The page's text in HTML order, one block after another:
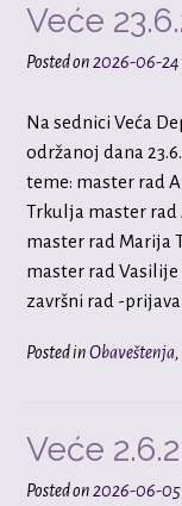
Veće
Posted on2026-06-24
Na sednici Veća
održanoj dana
teme: master rad
Trkulja master rad
master rad Marija
master rad
završni rad -
Posted inObaveštenja,
Veće
Posted on2026-06-05